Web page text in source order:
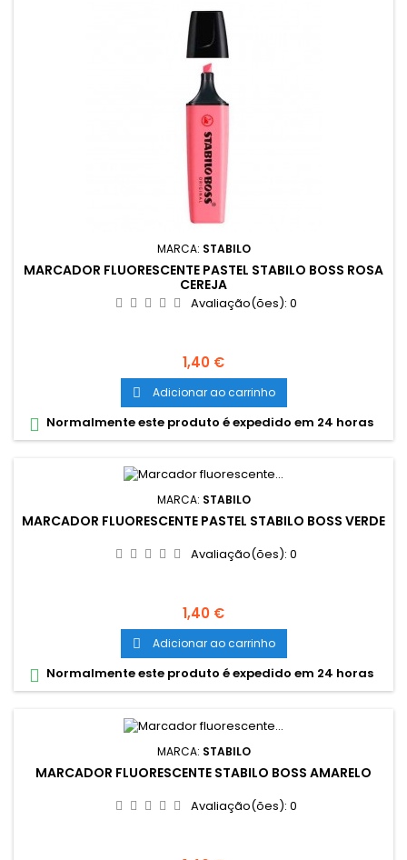
MARCA: STABILO
MARCADOR FLUORESCENTE PASTEL STABILO BOSS ROSA
CEREJA
Avaliação(ões): 0
Preço
1,40 €
 Adicionar ao carrinho
 Normalmente este produto é expedido em 24 horas
MARCA: STABILO
MARCADOR FLUORESCENTE PASTEL STABILO BOSS VERDE
Avaliação(ões): 0
Preço
1,40 €
 Adicionar ao carrinho
 Normalmente este produto é expedido em 24 horas
MARCA: STABILO
MARCADOR FLUORESCENTE STABILO BOSS AMARELO
Avaliação(ões): 0